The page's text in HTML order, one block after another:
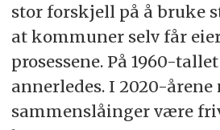
stor forskjell på å bruke
at kommuner selv får
prosessene. På 1960-
annerledes. I 2020-
sammenslåinger være